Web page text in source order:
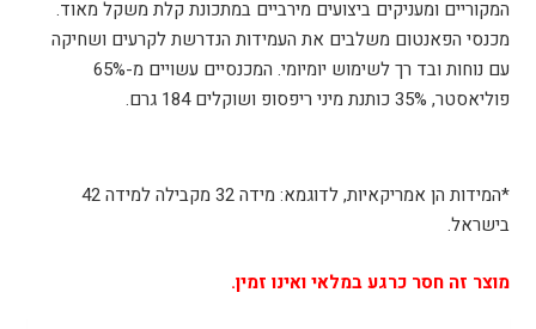
המקוריים ומעניקים ביצועים מירביים במתכונת קלת משקל מאוד.
מכנסי הפאנטום משלבים את העמידות הנדרשת לקרעים ושחיקה
עם נוחות ובד רך לשימוש יומיומי. המכנסיים עשויים מ-65%
פוליאסטר, 35% כותנת מיני ריפסופ ושוקלים 184 גרם.
*המידות הן אמריקאיות, לדוגמא: מידה 32 מקבילה למידה 42
בישראל.
מוצר זה חסר כרגע במלאי ואינו זמין.